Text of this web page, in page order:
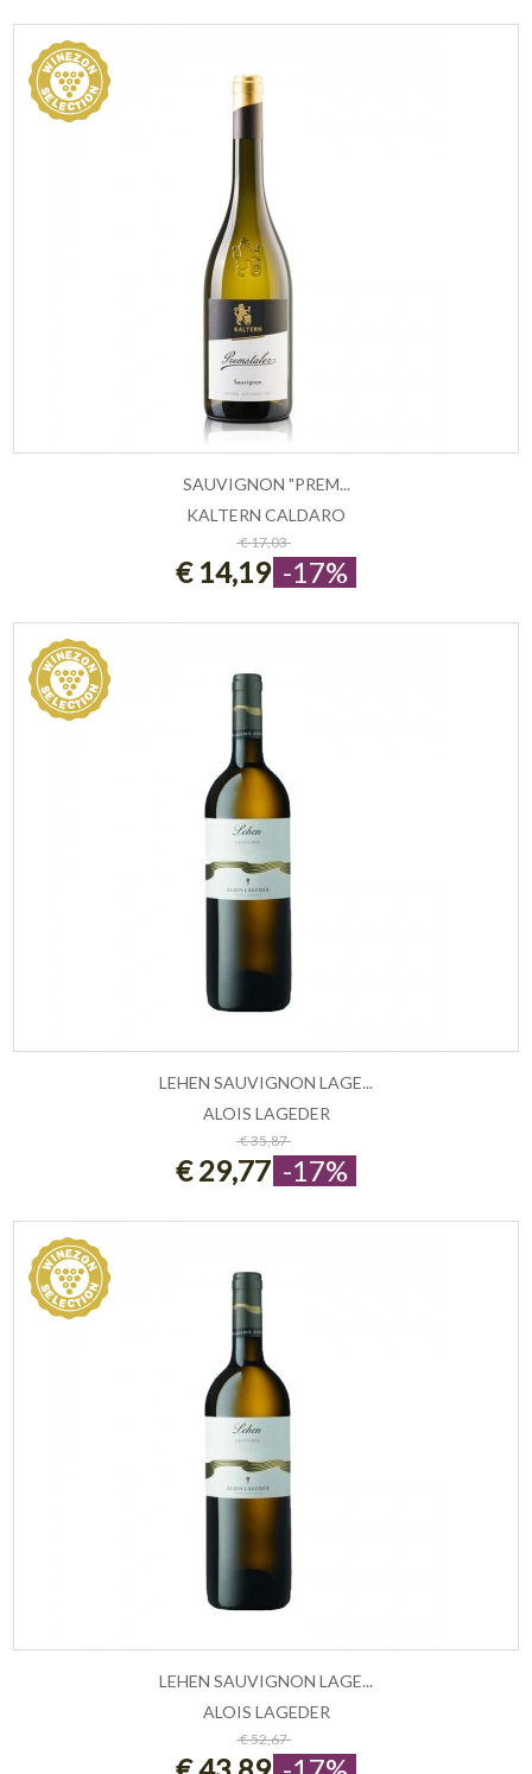
ESAURITO
SAUVIGNON "PREM...
KALTERN CALDARO
€ 17,03
€ 14,19 -17%
ESAURITO
LEHEN SAUVIGNON LAGE...
ALOIS LAGEDER
€ 35,87
€ 29,77 -17%
ESAURITO
LEHEN SAUVIGNON LAGE...
ALOIS LAGEDER
€ 52,67